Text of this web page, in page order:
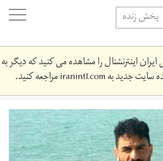
پخش زنده
اینترنشنال را مشاهده می کنید که دیگر به
سایت جدید بهiranintl.comمراجعه کنید.